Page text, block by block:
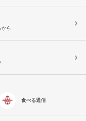
から
食べる通信